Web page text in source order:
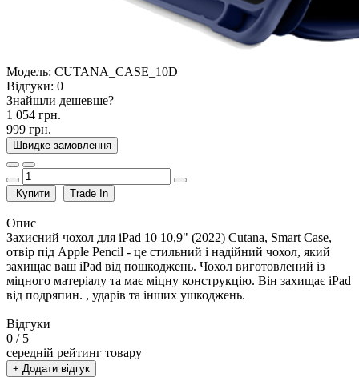
Модель: CUTANA_CASE_10D
Відгуки: 0
Знайшли дешевше?
1 054 грн.
999 грн.
Швидке замовлення
Купити Trade In
Опис
Захисний чохол для iPad 10 10,9" (2022) Cutana, Smart Case,
отвір під Apple Pencil - це стильний і надійний чохол, який
захищає ваш iPad від пошкоджень. Чохол виготовлений із
міцного матеріалу та має міцну конструкцію. Він захищає iPad
від подряпин. , ударів та інших ушкоджень.
Відгуки
0 / 5
середній рейтинг товару
+ Додати відгук